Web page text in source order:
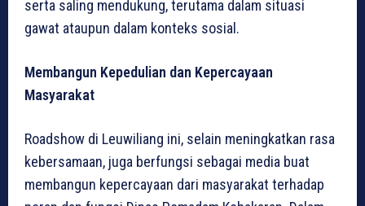
serta saling mendukung, terutama dalam situasi
gawat ataupun dalam konteks sosial.
Membangun Kepedulian dan Kepercayaan
Masyarakat
Roadshow di Leuwiliang ini, selain meningkatkan rasa
kebersamaan, juga berfungsi sebagai media buat
membangun kepercayaan dari masyarakat terhadap